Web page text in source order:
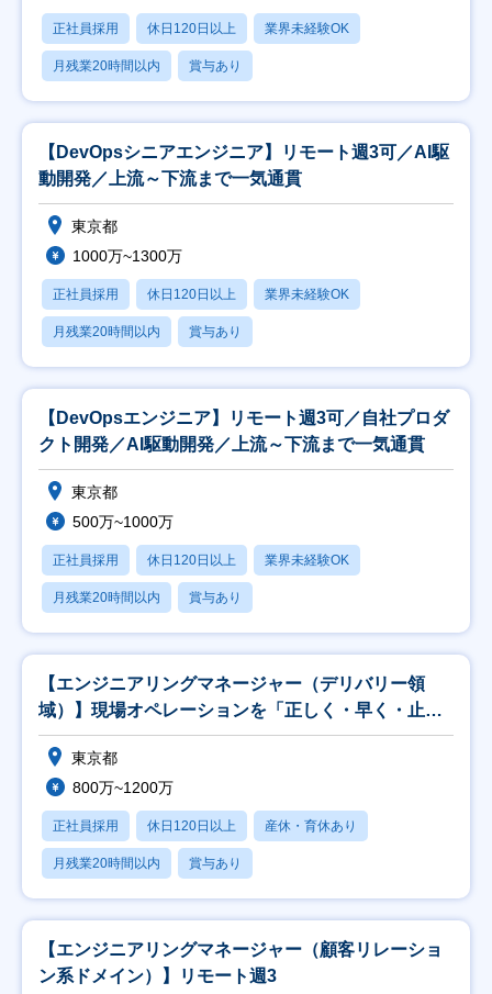
正社員採用 休日120日以上 業界未経験OK
月残業20時間以内 賞与あり
【DevOpsシニアエンジニア】リモート週3可／AI駆
動開発／上流～下流まで一気通貫
東京都
1000万~1300万
正社員採用 休日120日以上 業界未経験OK
月残業20時間以内 賞与あり
【DevOpsエンジニア】リモート週3可／自社プロダ
クト開発／AI駆動開発／上流～下流まで一気通貫
東京都
500万~1000万
正社員採用 休日120日以上 業界未経験OK
月残業20時間以内 賞与あり
【エンジニアリングマネージャー（デリバリー領
域）】現場オペレーションを「正しく・早く・止ま
らず」回す
東京都
800万~1200万
正社員採用 休日120日以上 産休・育休あり
月残業20時間以内 賞与あり
【エンジニアリングマネージャー（顧客リレーショ
ン系ドメイン）】リモート週3